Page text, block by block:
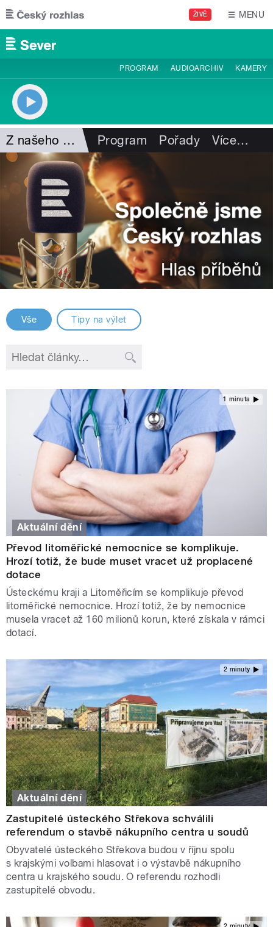
Přejít k hlavnímu obsahu
ŽIVĚ MENU
PROGRAM AUDIOARCHIV KAMERY
Z našeho vysílání Program Pořady Více…
Vše Tipy na výlet
1 minuta
Aktuální dění
Převod litoměřické nemocnice se komplikuje.
Hrozí totiž, že bude muset vracet už proplacené
dotace
Ústeckému kraji a Litoměřicím se komplikuje převod
litoměřické nemocnice. Hrozí totiž, že by nemocnice
musela vracet až 160 milionů korun, které získala v rámci
dotací.
2 minuty
Aktuální dění
Zastupitelé ústeckého Střekova schválili
referendum o stavbě nákupního centra u soudů
Obyvatelé ústeckého Střekova budou v říjnu spolu
s krajskými volbami hlasovat i o výstavbě nákupního
centra u krajského soudu. O referendu rozhodli
zastupitelé obvodu.